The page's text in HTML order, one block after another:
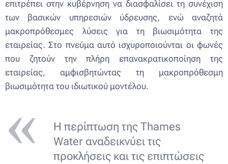
επιτρέπει στην κυβέρνηση να διασφαλίσει τη συνέχιση
των βασικών υπηρεσιών ύδρευσης, ενώ αναζητά
μακροπρόθεσμες λύσεις για τη βιωσιμότητα της
εταιρείας. Στο πνεύμα αυτό ισχυροποιούνται οι φωνές
που ζητούν την πλήρη επανακρατικοποίηση της
εταιρείας, αμφισβητώντας τη μακροπρόθεσμη
βιωσιμότητα του ιδιωτικού μοντέλου.
Η περίπτωση της Thames
Water αναδεικνύει τις
προκλήσεις και τις επιπτώσεις